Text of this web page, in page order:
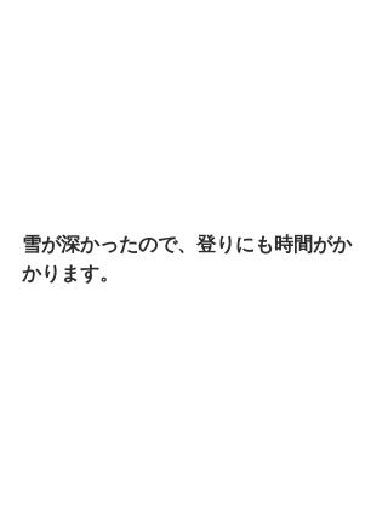
雪が深かったので、登りにも時間がか
かります。